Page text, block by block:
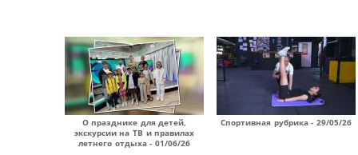
О празднике для детей,
экскурсии на ТВ и правилах
летнего отдыха - 01/06/26
Спортивная рубрика - 29/05/26